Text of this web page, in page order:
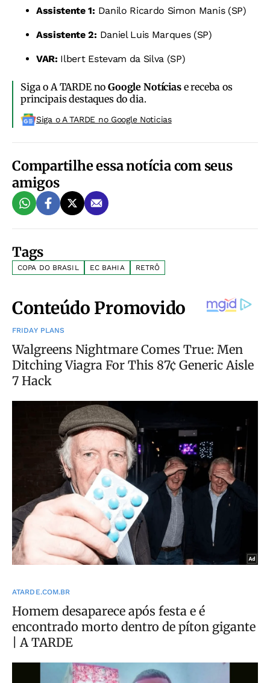
Assistente 1: Danilo Ricardo Simon Manis (SP)
Assistente 2: Daniel Luis Marques (SP)
VAR: Ilbert Estevam da Silva (SP)
Siga o A TARDE noGoogle Notíciase receba os
principais destaques do dia.
Siga o A TARDE no Google Noticias
Compartilhe essa notícia com seus
amigos
Tags
COPA DO BRASIL EC BAHIA RETRÔ